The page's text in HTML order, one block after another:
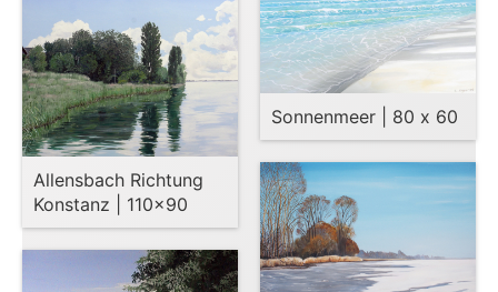
Sonnenmeer | 80 x 60
Allensbach Richtung
Konstanz | 110×90